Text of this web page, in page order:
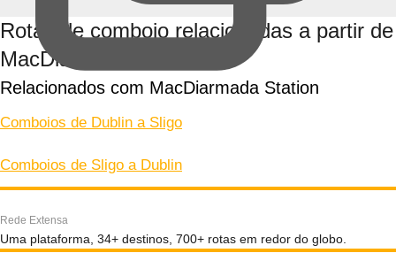
Rotas de comboio relacionadas a partir de
MacDiarmada Station
Relacionados com MacDiarmada Station
Comboios de Dublin a Sligo
Comboios de Sligo a Dublin
Rede Extensa
Uma plataforma, 34+ destinos, 700+ rotas em redor do globo.